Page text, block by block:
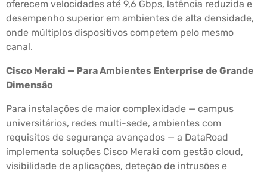
oferecem velocidades até 9,6 Gbps, latência reduzida e
desempenho superior em ambientes de alta densidade,
onde múltiplos dispositivos competem pelo mesmo
canal.
Cisco Meraki — Para Ambientes Enterprise de Grande
Dimensão
Para instalações de maior complexidade — campus
universitários, redes multi-sede, ambientes com
requisitos de segurança avançados — a DataRoad
implementa soluções Cisco Meraki com gestão cloud,
visibilidade de aplicações, deteção de intrusões e